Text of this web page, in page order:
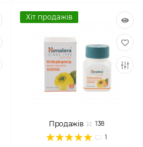
Хіт продажів
1
Продажів 138